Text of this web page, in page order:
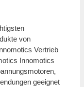
von
Vertrieb
Innomotics
geeignet